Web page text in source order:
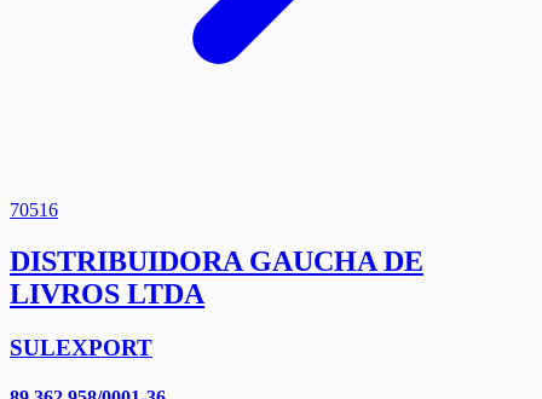
70516
DISTRIBUIDORA GAUCHA DE
LIVROS LTDA
SULEXPORT